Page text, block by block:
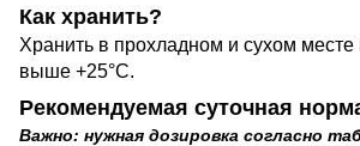
Как хранить?
Хранить в прохладном и сухом месте
выше +25°C.
Рекомендуемая суточная
Важно: нужная дозировка согласно